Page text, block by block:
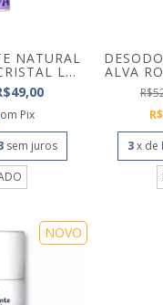
NATURAL
L...
Pix
sem juros
ALVA
3 x de
NOVO